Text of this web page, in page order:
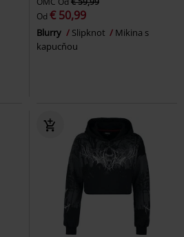
Od € 50,99
Blurry Slipknot
Mikina s
kapucňou